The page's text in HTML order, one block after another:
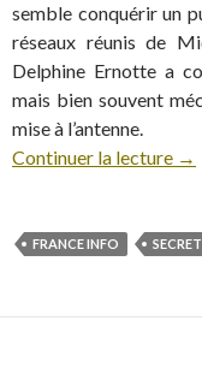
semble conquérir un
réseaux réunis de
Delphine Ernotte a
mais bien souvent
mise à l’antenne.
Continuer la lecture →
FRANCE INFO SECRET